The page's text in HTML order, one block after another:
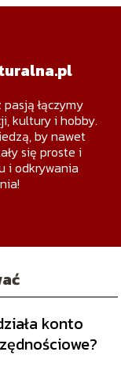
łączymy
kultury i hobby.
by nawet
się proste i
i odkrywania
konto